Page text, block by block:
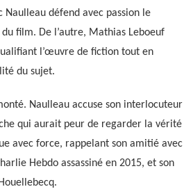
Naulleau défend avec passion le
film. De l’autre, Mathias Leboeuf
l’œuvre de fiction tout en
du sujet.
Naulleau accuse son interlocuteur
qui aurait peur de regarder la vérité
avec force, rappelant son amitié avec
Hebdo assassiné en 2015, et son